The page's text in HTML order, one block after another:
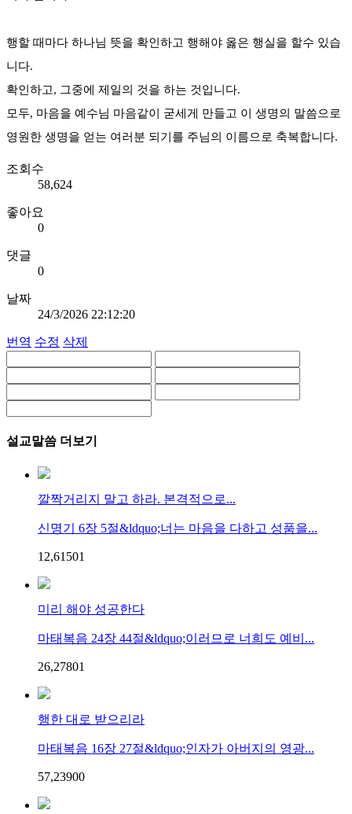
행할 때마다 하나님 뜻을 확인하고 행해야 옳은 행실을 할수 있습
니다.
확인하고, 그중에 제일의 것을 하는 것입니다.
모두, 마음을 예수님 마음같이 굳세게 만들고 이 생명의 말씀으로
영원한 생명을 얻는 여러분 되기를 주님의 이름으로 축복합니다.
조회수
58,624
좋아요
0
댓글
0
날짜
24/3/2026 22:12:20
번역 수정 삭제
설교말씀 더보기
깔짝거리지 말고 하라. 본격적으로...
신명기 6장 5절&ldquo;너는 마음을 다하고 성품을...
12,61501
미리 해야 성공한다
마태복음 24장 44절&ldquo;이러므로 너희도 예비...
26,27801
행한 대로 받으리라
마태복음 16장 27절&ldquo;인자가 아버지의 영광...
57,23900